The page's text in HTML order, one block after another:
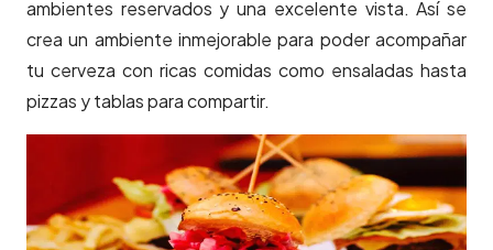
ambientes reservados y una excelente vista. Así se
crea un ambiente inmejorable para poder acompañar
tu cerveza con ricas comidas como ensaladas hasta
pizzas y tablas para compartir.